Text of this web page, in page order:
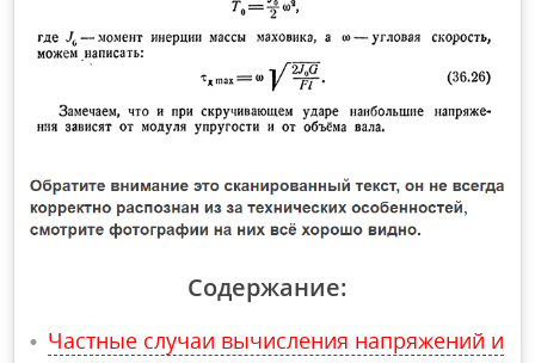
Содержание:
Частные случаи вычисления напряжений и